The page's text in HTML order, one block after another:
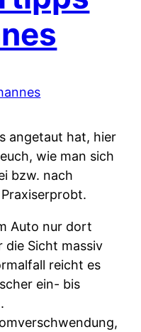
angetaut hat, hier
wie man sich
bzw. nach
Auto nur dort
Sicht massiv
reicht es
ein- bis